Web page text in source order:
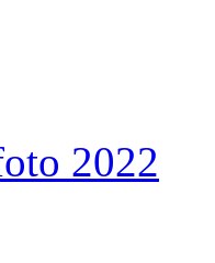
2022